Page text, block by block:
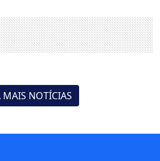
MAIS NOTÍCIAS